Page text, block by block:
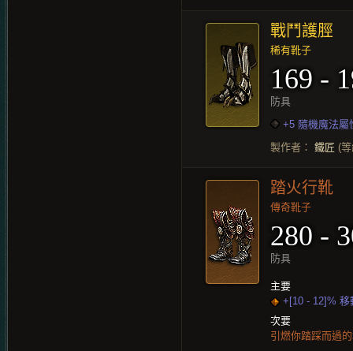
戰鬥護脛
稀有靴子
169 -
防具
+5 隨機魔法屬
製作者： 鐵匠 (
踏火行靴
傳奇靴子
280 -
防具
主要
+[10 - 12]% 移
次要
引燃你踏踩而過